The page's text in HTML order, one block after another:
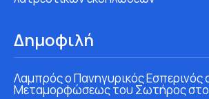
Δημοφιλή
Λαμπρός ο Πανηγυρικός Εσπερινός
Μεταμορφώσεως του Σωτήρος στο